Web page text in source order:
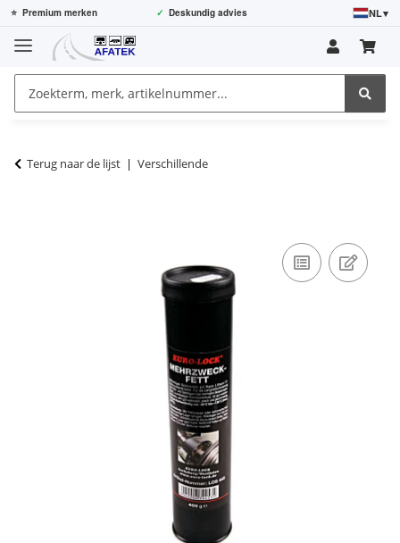
⭐ Premium merken ✓ Deskundig advies NL▾
Terug naar de lijst Verschillende